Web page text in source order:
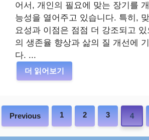
어서, 개인의 필요에 맞는 장기를
능성을 열어주고 있습니다. 특히,
요성과 이점은 점점 더 강조되고
의 생존율 향상과 삶의 질 개선에
다. ...
더 읽어보기
Previous 1 2 3 4